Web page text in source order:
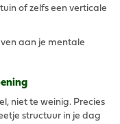
of zelfs een verticale
niet te weinig. Precies
structuur in je dag